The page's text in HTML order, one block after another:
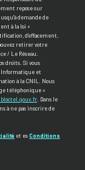
repose sur
demande de
à la loi «
d’effacement,
retirer votre
/ Le Réseau.
droits. Si vous
Informatique et
à la CNIL. Nous
téléphonique «
. Dans le
à ne pas inscrire de
et esConditions